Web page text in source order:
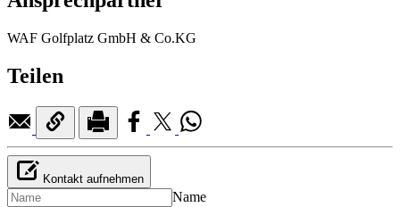
WAF Golfplatz GmbH & Co.KG
Teilen
Kontakt aufnehmen
Name